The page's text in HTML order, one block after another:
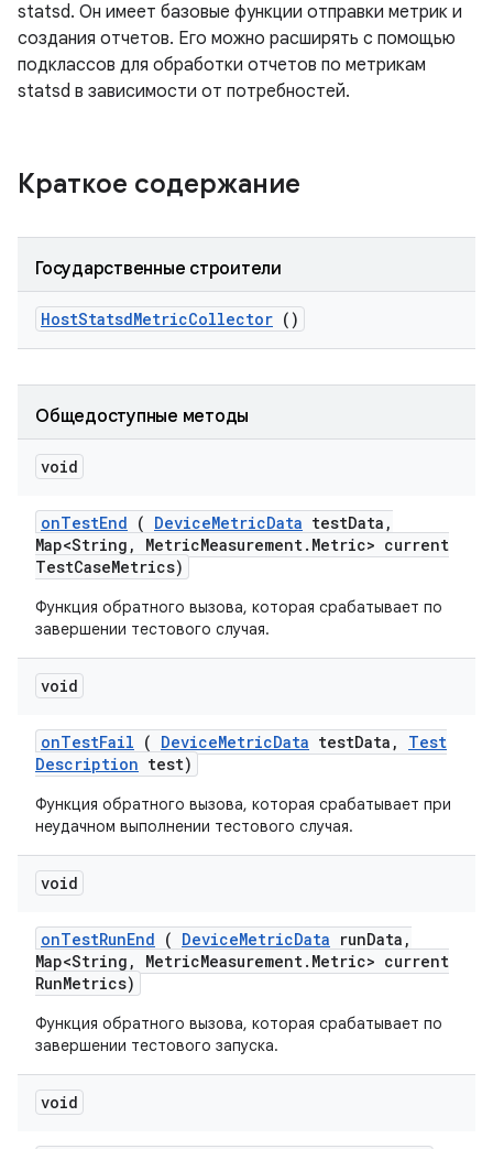
statsd. Он имеет базовые функции отправки метрик и
создания отчетов. Его можно расширять с помощью
подклассов для обработки отчетов по метрикам
statsd в зависимости от потребностей.
Краткое содержание
Государственные строители
HostStatsdMetricCollector ()
Общедоступные методы
void
onTestEnd ( DeviceMetricData testData ,
Map<String , MetricMeasurement. Metric> current
TestCaseMetrics)
Функция обратного вызова, которая срабатывает по
завершении тестового случая.
void
onTestFail ( DeviceMetricData testData ,
Test
Description test)
Функция обратного вызова, которая срабатывает при
неудачном выполнении тестового случая.
void
onTestRunEnd ( DeviceMetricData runData ,
Map<String , MetricMeasurement. Metric> current
RunMetrics)
Функция обратного вызова, которая срабатывает по
завершении тестового запуска.
void